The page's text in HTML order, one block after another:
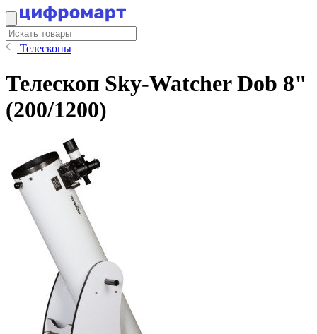
Телескопы
Телескоп Sky-Watcher Dob 8"
(200/1200)